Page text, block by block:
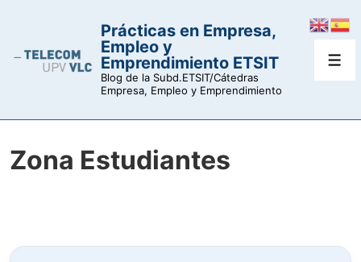
Prácticas en Empresa,
Empleo y
Emprendimiento ETSIT
Blog de la Subd.ETSIT/Cátedras
Empresa, Empleo y Emprendimiento
Zona Estudiantes